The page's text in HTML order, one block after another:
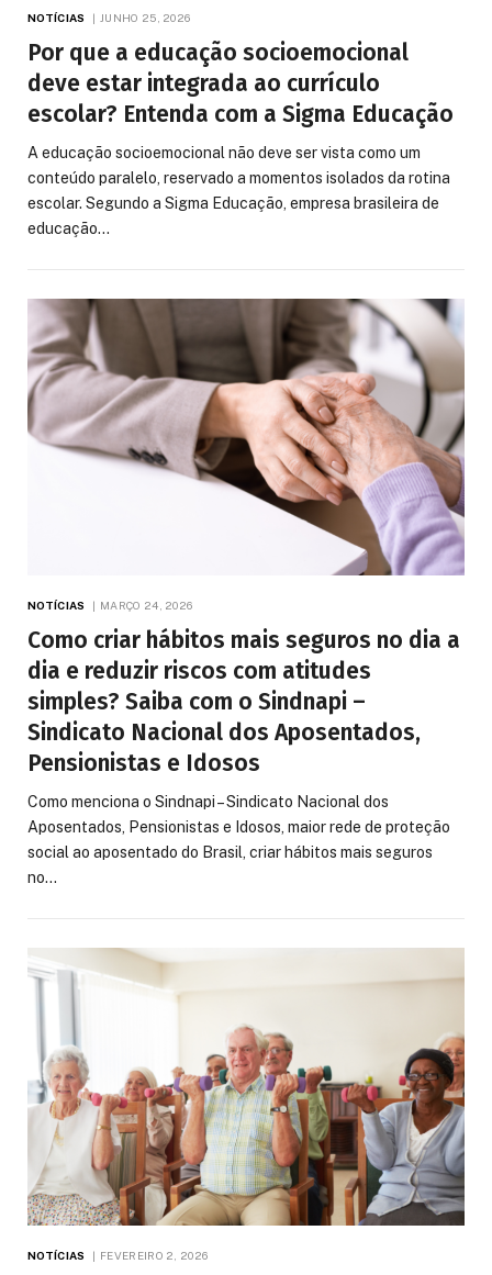
NOTÍCIAS JUNHO 25, 2026
Por que a educação socioemocional
deve estar integrada ao currículo
escolar? Entenda com a Sigma Educação
A educação socioemocional não deve ser vista como um
conteúdo paralelo, reservado a momentos isolados da rotina
escolar. Segundo a Sigma Educação, empresa brasileira de
educação…
NOTÍCIAS MARÇO 24, 2026
Como criar hábitos mais seguros no dia a
dia e reduzir riscos com atitudes
simples? Saiba com o Sindnapi –
Sindicato Nacional dos Aposentados,
Pensionistas e Idosos
Como menciona o Sindnapi – Sindicato Nacional dos
Aposentados, Pensionistas e Idosos, maior rede de proteção
social ao aposentado do Brasil, criar hábitos mais seguros
no…
NOTÍCIAS FEVEREIRO 2, 2026